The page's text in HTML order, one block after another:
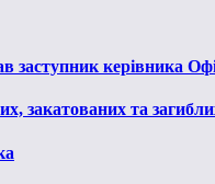
заступник керівника
закатованих та